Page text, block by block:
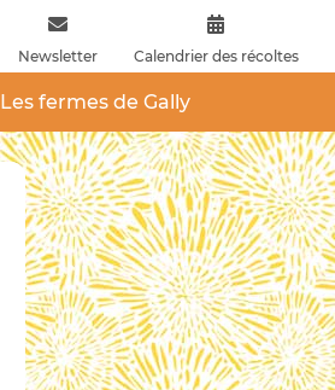
Newsletter Calendrier des récoltes
Les fermes de Gally